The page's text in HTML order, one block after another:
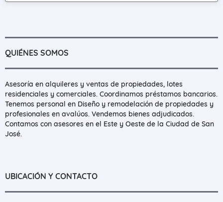
QUIÉNES SOMOS
Asesoría en alquileres y ventas de propiedades, lotes
residenciales y comerciales. Coordinamos préstamos bancarios.
Tenemos personal en Diseño y remodelación de propiedades y
profesionales en avalúos. Vendemos bienes adjudicados.
Contamos con asesores en el Este y Oeste de la Ciudad de San
José.
UBICACIÓN Y CONTACTO